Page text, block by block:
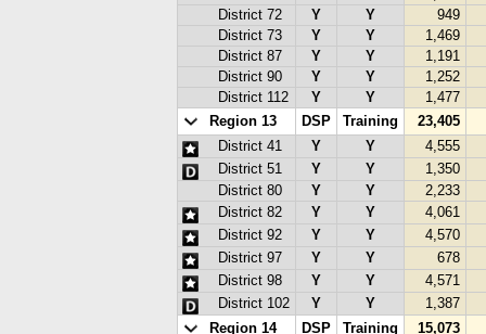
District 72
Y Y
949
District 73
Y Y
1,469
District 87
Y Y
1,191
District 90
Y Y
1,252
District 112
Y Y
1,477
Region 13
DSP Training
23,405
District 41
Y Y
4,555
District 51
Y Y
1,350
District 80
Y Y
2,233
District 82
Y Y
4,061
District 92
Y Y
4,570
District 97
Y Y
678
District 98
Y Y
4,571
District 102
Y Y
1,387
Region 14
DSP Training 15,073